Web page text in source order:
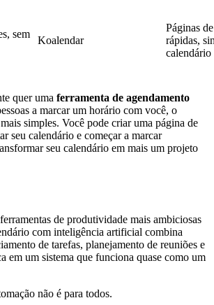
sem
Koalendar
Páginas
rápidas,
calendário
quer uma ferramenta de agendamento
a marcar um horário com você, o
simples. Você pode criar uma página de
seu calendário e começar a marcar
seu calendário em mais um projeto
de produtividade mais ambiciosas
com inteligência artificial combina
de tarefas, planejamento de reuniões e
em um sistema que funciona quase como um
não é para todos.